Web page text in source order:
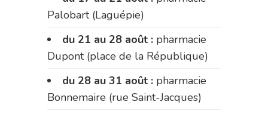
Palobart (Laguépie)
du 21 au 28 août : pharmacie
Dupont (place de la République)
du 28 au 31 août : pharmacie
Bonnemaire (rue Saint-Jacques)